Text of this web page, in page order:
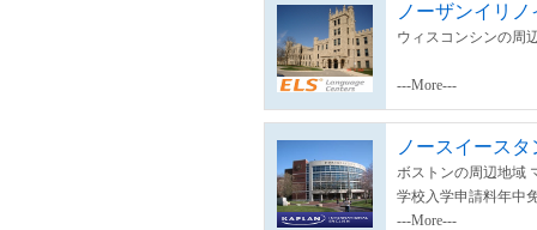
ノーザンイリノ
ウィスコンシンの周
---More---
ノースイースタ
ボストンの周辺地域
学校入学申請料年中
---More---